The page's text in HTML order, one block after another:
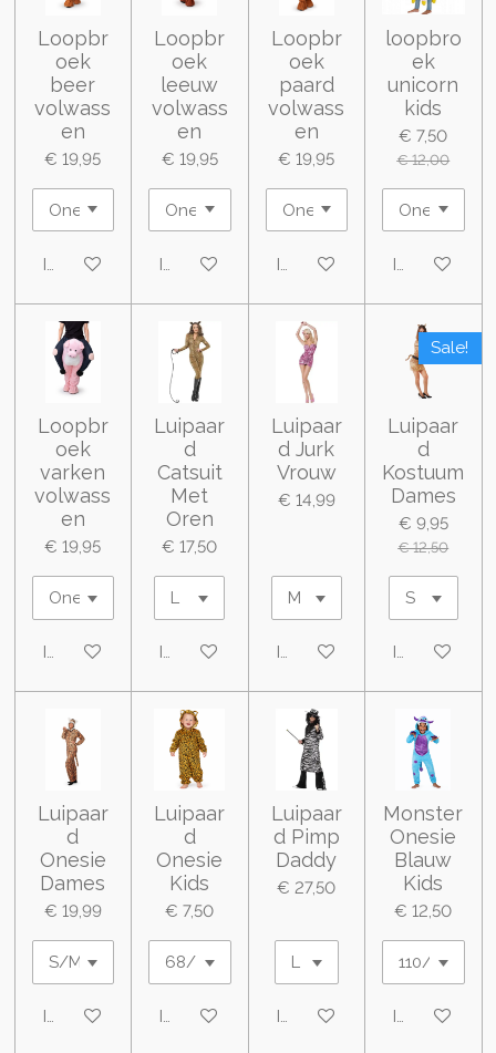
Loopbr
oek
beer
volwass
en
€ 19,95
In winkelwagen
Loopbr
oek
leeuw
volwass
en
€ 19,95
In winkelwagen
Loopbr
oek
paard
volwass
en
€ 19,95
In winkelwagen
loopbro
ek
unicorn
kids
€ 7,50
€ 12,00
In
Loopbr
oek
varken
volwass
en
€ 19,95
In winkelwagen
Luipaar
d
Catsuit
Met
Oren
€ 17,50
In winkelwagen
Luipaar
d Jurk
Vrouw
€ 14,99
In winkelwagen
Sale!
Luipaar
d
Kostuum
Dames
€ 9,95
€ 12,50
In
Luipaar
d
Onesie
Dames
€ 19,99
In winkelwagen
Luipaar
d
Onesie
Kids
€ 7,50
In winkelwagen
Luipaar
d Pimp
Daddy
€ 27,50
In winkelwagen
Monster
Onesie
Blauw
Kids
€ 12,50
In